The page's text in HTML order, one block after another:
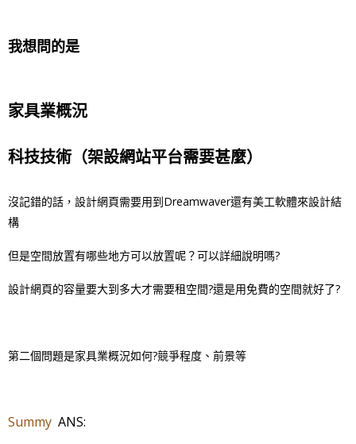
我想問的是
家具業概況
科技技術（架設網站平台需要甚麼）
沒記錯的話，設計網頁需要用到Dreamwaver還有美工軟體來設計結
構
但是空間放置有哪些地方可以放置呢？可以詳細說明嗎?
設計網頁的容量要大到多大才需要租空間?還是用免費的空間就好了?
第二個問題是家具業概況如何?競爭程度、前景等
Summy ANS: